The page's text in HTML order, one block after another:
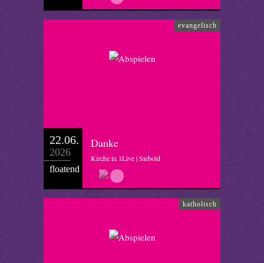
evangelisch
22.06.
2026
floatend
Danke
Kirche in 1Live | Siebold
katholisch